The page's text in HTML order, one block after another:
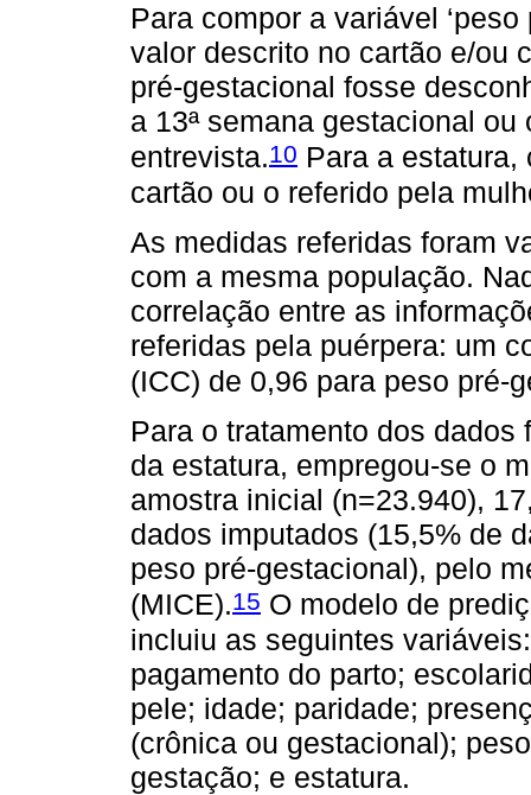
Para compor a variável
valor descrito no cartão e/ou
pré-gestacional fosse
a 13ª semana gestacional
entrevista.10 Para a estatura,
cartão ou o referido pela
As medidas referidas foram
com a mesma população.
correlação entre as
referidas pela puérpera: um
(ICC) de 0,96 para peso pré-
Para o tratamento dos
da estatura, empregou-se o
amostra inicial (n=23.940),
dados imputados (15,5% de
peso pré-gestacional), pelo
(MICE).15 O modelo de
incluiu as seguintes
pagamento do parto;
pele; idade; paridade;
(crônica ou gestacional);
gestação; e estatura.